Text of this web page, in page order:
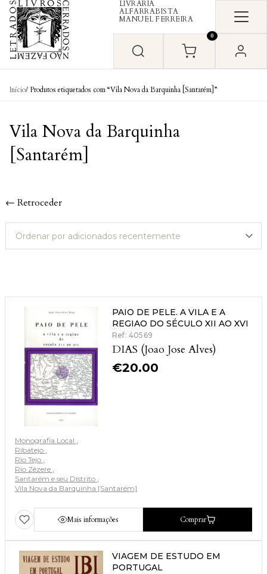
Skip to content
LIVRARIA
ALFARRABISTA
MANUEL FERREIRA
0
Início/ Produtos etiquetados com “Vila Nova da Barquinha [Santarém]”
Vila Nova da Barquinha
[Santarém]
← Retroceder
PAIO DE PELE. A VILA E A
REGIAO DO SÉCULO XII AO XVI
Ref: 40569
DIAS (Joao Jose Alves)
€20.00
Monografia Local
Ribatejo
Rio Tejo
Rio Zêzere
Santarém e seu Distrito
Vila Nova da Barquinha [Santarém]
Mais informações Comprar
VIAGEM DE ESTUDO EM
PORTUGAL